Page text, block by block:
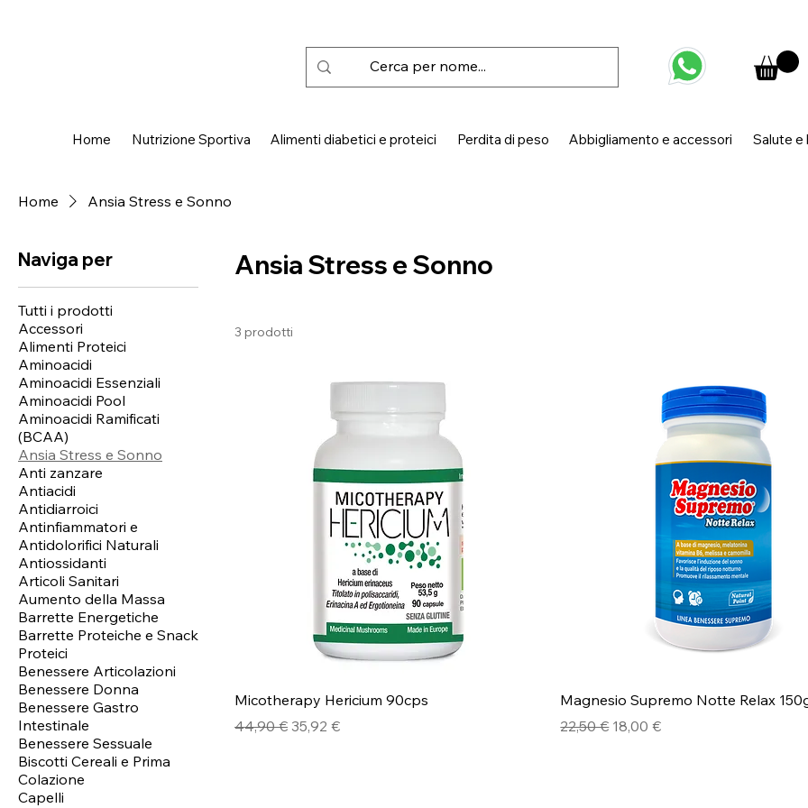
Home Nutrizione Sportiva Alimenti diabetici e proteici Perdita di peso Abbigliamento e accessori Salute e
Home Ansia Stress e Sonno
Naviga per
Tutti i prodotti
Accessori
Alimenti Proteici
Aminoacidi
Aminoacidi Essenziali
Aminoacidi Pool
Aminoacidi Ramificati
(BCAA)
Ansia Stress e Sonno
Anti zanzare
Antiacidi
Antidiarroici
Antinfiammatori e
Antidolorifici Naturali
Antiossidanti
Articoli Sanitari
Aumento della Massa
Barrette Energetiche
Barrette Proteiche e Snack
Proteici
Benessere Articolazioni
Benessere Donna
Benessere Gastro
Intestinale
Benessere Sessuale
Biscotti Cereali e Prima
Colazione
Capelli
Ansia Stress e Sonno
3 prodotti
Micotherapy Hericium 90cps
Prezzo regolare
44,90 € Prezzo scontato
35,92 €
Magnesio Supremo Notte Relax
Prezzo regolare
22,50 € Prezzo scontato
18,00 €